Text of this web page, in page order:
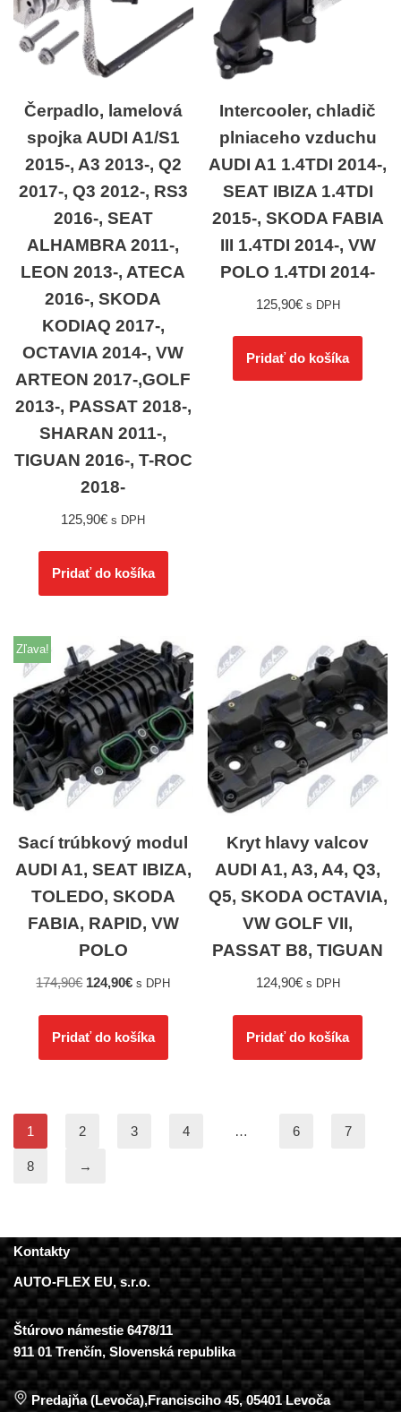
Čerpadlo, lamelová
spojka AUDI A1/S1
2015-, A3 2013-, Q2
2017-, Q3 2012-, RS3
2016-, SEAT
ALHAMBRA 2011-,
LEON 2013-, ATECA
2016-, SKODA
KODIAQ 2017-,
OCTAVIA 2014-, VW
ARTEON 2017-,GOLF
2013-, PASSAT 2018-,
SHARAN 2011-,
TIGUAN 2016-, T-ROC
2018-
125,90€ s DPH
Pridať do košíka
Intercooler, chladič
plniaceho vzduchu
AUDI A1 1.4TDI 2014-,
SEAT IBIZA 1.4TDI
2015-, SKODA FABIA
III 1.4TDI 2014-, VW
POLO 1.4TDI 2014-
125,90€ s DPH
Pridať do košíka
Zľava!
Sací trúbkový modul
AUDI A1, SEAT IBIZA,
TOLEDO, SKODA
FABIA, RAPID, VW
POLO
174,90€ 124,90€ s DPH
Pridať do košíka
Kryt hlavy valcov
AUDI A1, A3, A4, Q3,
Q5, SKODA OCTAVIA,
VW GOLF VII,
PASSAT B8, TIGUAN
124,90€ s DPH
Pridať do košíka
1 2 3 4 … 6 7
8 →
Kontakty
AUTO-FLEX EU, s.r.o.
Štúrovo námestie 6478/11
911 01 Trenčín, Slovenská republika
Predajňa (Levoča),Francisciho 45, 05401 Levoča